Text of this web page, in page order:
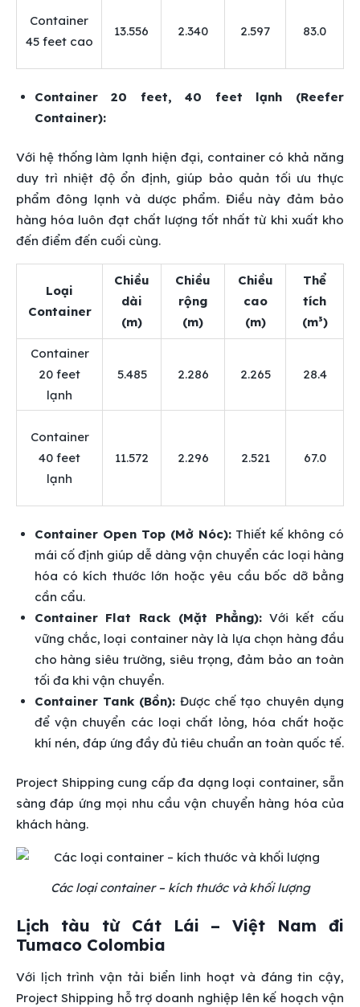
Container
45 feet cao
13.556 2.340 2.597 83.0
Container 20 feet, 40 feet lạnh (Reefer
Container):
Với hệ thống làm lạnh hiện đại, container có khả năng
duy trì nhiệt độ ổn định, giúp bảo quản tối ưu thực
phẩm đông lạnh và dược phẩm. Điều này đảm bảo
hàng hóa luôn đạt chất lượng tốt nhất từ khi xuất kho
đến điểm đến cuối cùng.
Loại
Container
Chiều
dài
(m)
Chiều
rộng
(m)
Chiều
cao
(m)
Thể
tích
(m³)
Container
20 feet
lạnh
5.485 2.286 2.265 28.4
Container
40 feet
lạnh
11.572 2.296 2.521 67.0
Container Open Top (Mở Nóc):Thiết kế không có
mái cố định giúp dễ dàng vận chuyển các loại hàng
hóa có kích thước lớn hoặc yêu cầu bốc dỡ bằng
cần cẩu.
Container Flat Rack (Mặt Phẳng): Với kết cấu
vững chắc, loại container này là lựa chọn hàng đầu
cho hàng siêu trường, siêu trọng, đảm bảo an toàn
tối đa khi vận chuyển.
Container Tank (Bồn): Được chế tạo chuyên dụng
để vận chuyển các loại chất lỏng, hóa chất hoặc
khí nén, đáp ứng đầy đủ tiêu chuẩn an toàn quốc tế.
Project Shipping cung cấp đa dạng loại container, sẵn
sàng đáp ứng mọi nhu cầu vận chuyển hàng hóa của
khách hàng.
Các loại container – kích thước và khối lượng
Lịch tàu từ Cát Lái – Việt Nam đi
Tumaco Colombia
Với lịch trình vận tải biển linh hoạt và đáng tin cậy,
Project Shipping hỗ trợ doanh nghiệp lên kế hoạch vận